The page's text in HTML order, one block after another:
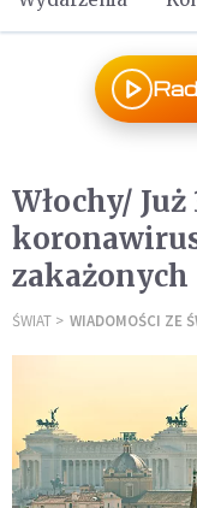
Włochy/
zakażonych
ŚWIAT WIADOMOŚCI ZE